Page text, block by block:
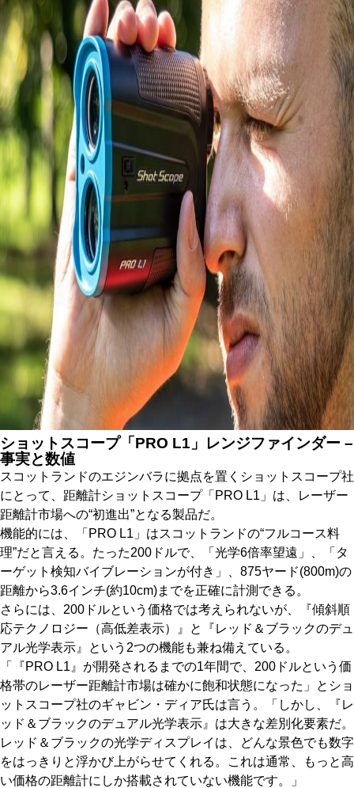
ショットスコープ「PRO L1」レンジファインダー –
事実と数値
スコットランドのエジンバラに拠点を置くショットスコープ社
にとって、距離計ショットスコープ「PRO L1」は、レーザー
距離計市場への“初進出”となる製品だ。
機能的には、「PRO L1」はスコットランドの“フルコース料
理”だと言える。たった200ドルで、「光学6倍率望遠」、「タ
ーゲット検知バイブレーションが付き」、875ヤード(800m)の
距離から3.6インチ(約10cm)までを正確に計測できる。
さらには、200ドルという価格では考えられないが、『傾斜順
応テクノロジー（高低差表示）』と『レッド＆ブラックのデュ
アル光学表示』という2つの機能も兼ね備えている。
「『PRO L1』が開発されるまでの1年間で、200ドルという価
格帯のレーザー距離計市場は確かに飽和状態になった」とショ
ットスコープ社のギャビン・ディア氏は言う。「しかし、『レ
ッド＆ブラックのデュアル光学表示』は大きな差別化要素だ。
レッド＆ブラックの光学ディスプレイは、どんな景色でも数字
をはっきりと浮かび上がらせてくれる。これは通常、もっと高
い価格の距離計にしか搭載されていない機能です。」
Editor’s Picks 編集部のおすすめ
Our Team 私たちのチーム
Our Mission 私たちの使命
ABOUT US MyGolfSpyJapanとは？